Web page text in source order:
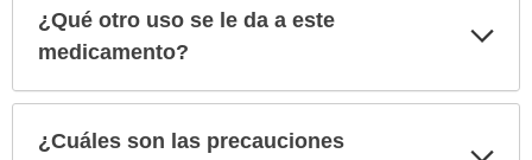
¿Qué otro uso se le da a este
medicamento?
¿Cuáles son las precauciones